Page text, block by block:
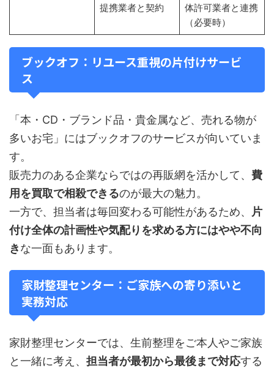
提携業者と契約
体許可業者と連携
（必要時）
ブックオフ：リユース重視の片付けサービ
ス
「本・CD・ブランド品・貴金属など、売れる物が
多いお宅」にはブックオフのサービスが向いていま
す。
販売力のある企業ならではの再販網を活かして、 費
用を買取で相殺できるのが最大の魅力。
一方で、担当者は毎回変わる可能性があるため、
片
付け全体の計画性や気配りを求める方にはやや不向
きな一面もあります。
家財整理センター：ご家族への寄り添いと
実務対応
家財整理センターでは、生前整理をご本人やご家族
と一緒に考え、 担当者が最初から最後まで対応する